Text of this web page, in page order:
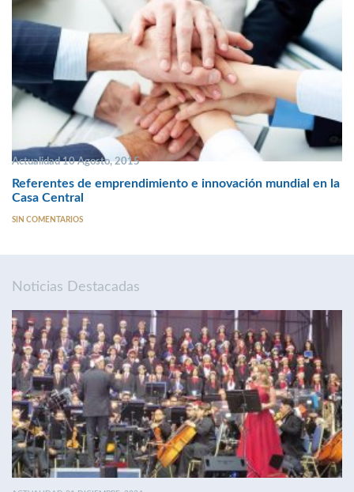
Actualidad 10 Agosto, 2015
Referentes de emprendimiento e innovación mundial en la
Casa Central
SIN COMENTARIOS
Noticias Destacadas